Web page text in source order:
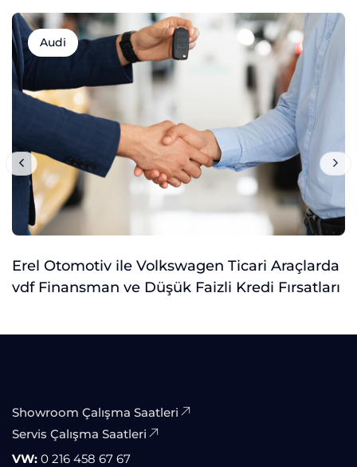
Audi
Erel Otomotiv ile Volkswagen Ticari Araçlarda
vdf Finansman ve Düşük Faizli Kredi Fırsatları
Showroom Çalışma Saatleri
Servis Çalışma Saatleri
VW: 0 216 458 67 67